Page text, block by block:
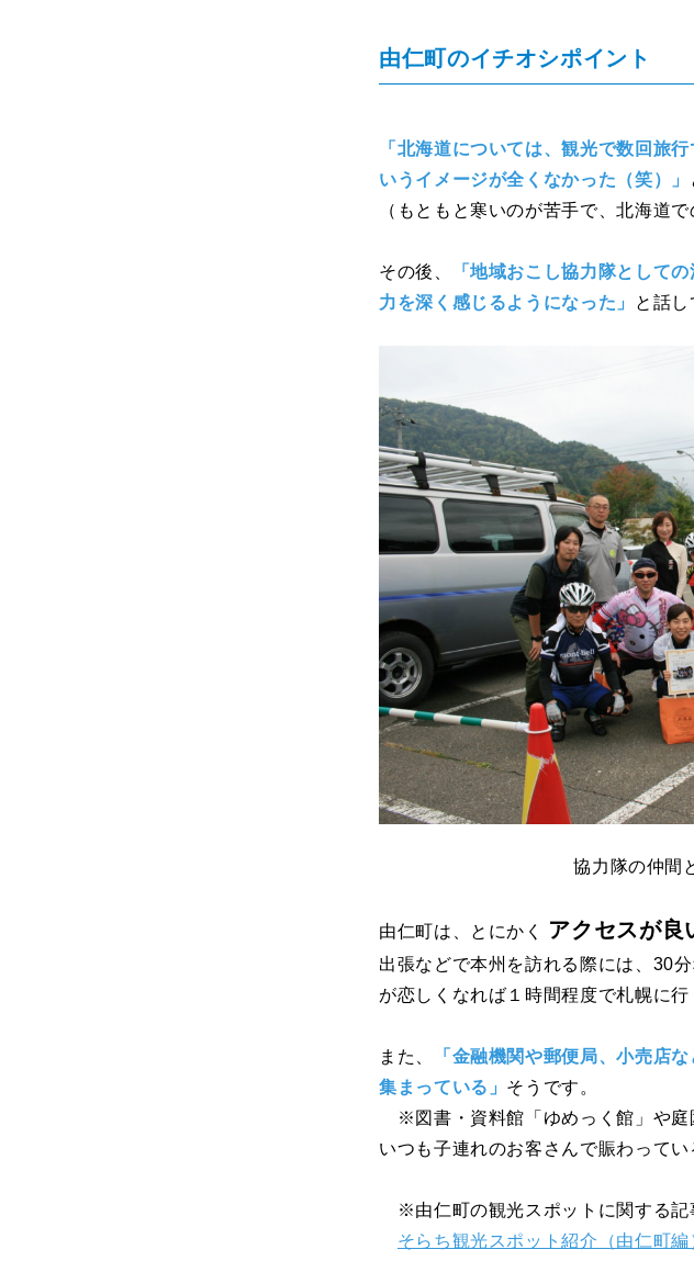
由仁町のイチオシポイント
「北海道については、観光で数回旅
いうイメージが全くなかった（笑）」
（もともと寒いのが苦手で、北海道
その後、
「地域おこし協力隊として
力を深く感じるようになった」
と話し
協力隊の仲間
由仁町は、とにかく アクセスが良
出張などで本州を訪れる際には、30
が恋しくなれば１時間程度で札幌に行
また、
「金融機関や郵便局、小売店
集まっている」 そうです。
※図書・資料館「ゆめっく館」や庭
いつも子連れのお客さんで賑わってい
※由仁町の観光スポットに関する記
そらち観光スポット紹介（由仁町編